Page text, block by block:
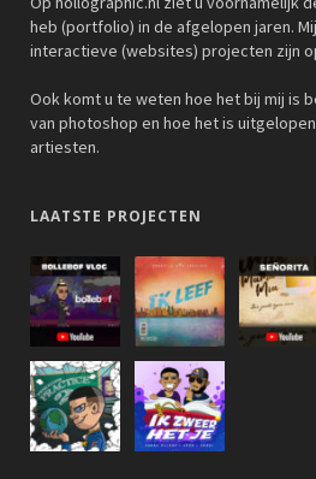
heb (portfolio) in de afgelopen jaren.
interactieve (websites) projecten zijn
Ook komt u te weten hoe het bij mij is
van photoshop en hoe het is
artiesten.
LAATSTE PROJECTEN